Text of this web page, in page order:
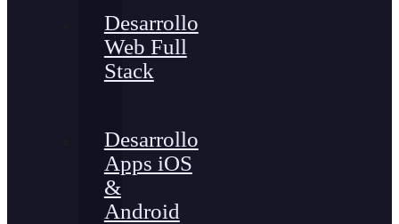
Desarrollo
Web Full
Stack
Desarrollo
Apps iOS
&
Android